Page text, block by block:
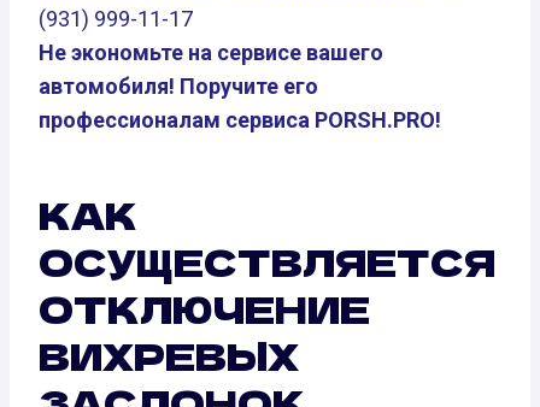
(931) 999-11-17
Не экономьте на сервисе вашего
автомобиля! Поручите его
профессионалам сервиса PORSH.PRO!
КАК
ОСУЩЕСТВЛЯЕТСЯ
ОТКЛЮЧЕНИЕ
ВИХРЕВЫХ